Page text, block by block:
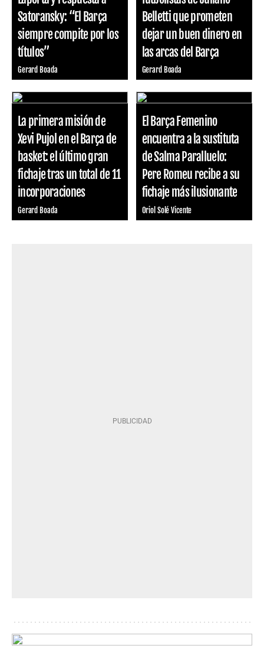
Satoransky: “El Barça
siempre compite por los
títulos”
Gerard Boada
Belletti que prometen
dejar un buen dinero en
las arcas del Barça
Gerard Boada
La primera misión de
Xevi Pujol en el Barça de
basket: el último gran
fichaje tras un total de 11
incorporaciones
Gerard Boada
El Barça Femenino
encuentra a la sustituta
de Salma Paralluelo:
Pere Romeu recibe a su
fichaje más ilusionante
Oriol Solé Vicente